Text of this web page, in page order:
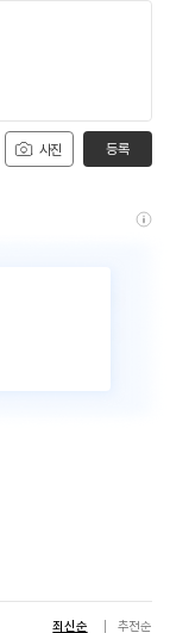
사진 등록
최신순 추천순